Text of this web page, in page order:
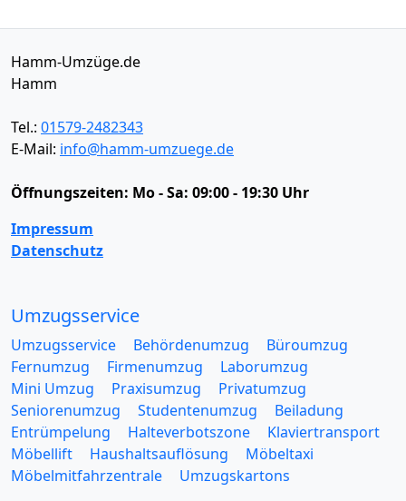
Hamm-Umzüge.de
Hamm
Tel.: 01579-2482343
E-Mail: info@hamm-umzuege.de
Öffnungszeiten: Mo - Sa: 09:00 - 19:30 Uhr
Impressum
Datenschutz
Umzugsservice
Umzugsservice Behördenumzug
Büroumzug
Fernumzug
Firmenumzug
Laborumzug
Mini Umzug
Praxisumzug
Privatumzug
Seniorenumzug
Studentenumzug
Beiladung
Entrümpelung
Halteverbotszone
Klaviertransport
Möbellift
Haushaltsauflösung
Möbeltaxi
Möbelmitfahrzentrale
Umzugskartons